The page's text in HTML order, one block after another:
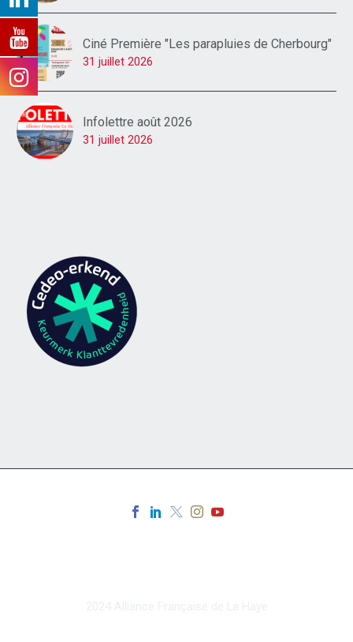
Ciné Première "Les parapluies de Cherbourg"
31 juillet 2026
Infolettre août 2026
31 juillet 2026